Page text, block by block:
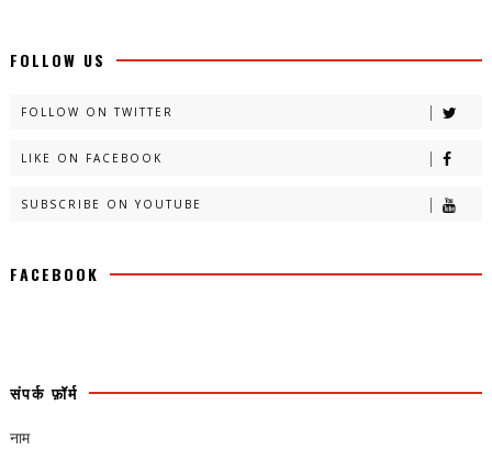
FOLLOW US
FOLLOW ON TWITTER
LIKE ON FACEBOOK
SUBSCRIBE ON YOUTUBE
FACEBOOK
संपर्क फ़ॉर्म
नाम